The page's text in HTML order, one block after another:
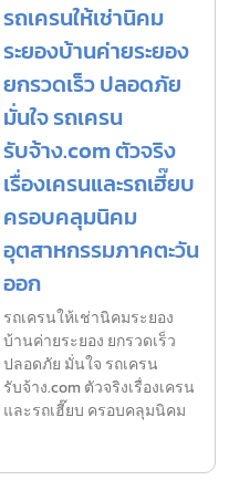
รถเครนให้เช่านิคม
ระยองบ้านค่ายระยอง
ยกรวดเร็ว ปลอดภัย
มั่นใจ รถเครน
รับจ้าง.com ตัวจริง
เรื่องเครนและรถเฮี๊ยบ
ครอบคลุมนิคม
อุตสาหกรรมภาคตะวัน
ออก
รถเครนให้เช่านิคมระยอง
บ้านค่ายระยอง ยกรวดเร็ว
ปลอดภัย มั่นใจ รถเครน
รับจ้าง.com ตัวจริงเรื่องเครน
และรถเฮี๊ยบ ครอบคลุมนิคม